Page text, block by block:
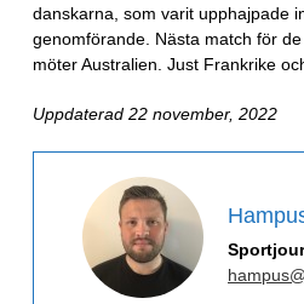
danskarna, som varit upphajpade
genomförande. Nästa match för
möter Australien. Just Frankrike
Uppdaterad 22 november, 2022